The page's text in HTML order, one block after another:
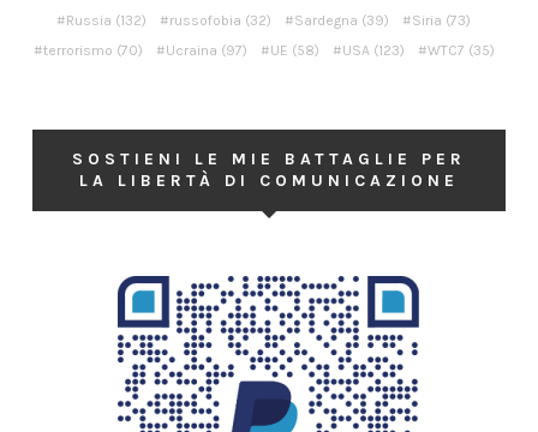
Russia (132) russofobia (32) Sardegna (39) Siria (73)
terrorismo (70) Ucraina (97) UE (58) USA(123) WTC7 (35)
SOSTIENI LE MIE BATTAGLIE PER
LA LIBERTÀ DI COMUNICAZIONE